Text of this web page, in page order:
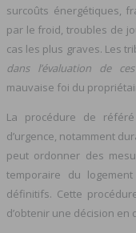
surcoûts énergétiques,
par le froid, troubles de
cas les plus graves. Les
dans l’évaluation de
mauvaise foi du
La procédure de
d’urgence, notamment
peut ordonner des
temporaire du
définitifs. Cette
d’obtenir une décision